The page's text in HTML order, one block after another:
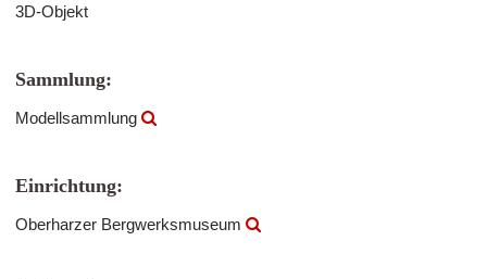
3D-Objekt
Sammlung:
Modellsammlung
Einrichtung:
Oberharzer Bergwerksmuseum